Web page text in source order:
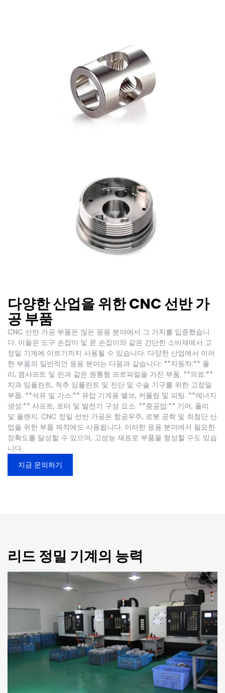
다양한 산업을 위한 CNC 선반 가
공 부품
CNC 선반 가공 부품은 많은 응용 분야에서 그 가치를 입증했습니
다. 이들은 도구 손잡이 및 문 손잡이와 같은 간단한 소비재에서 고
정밀 기계에 이르기까지 사용될 수 있습니다. 다양한 산업에서 이러
한 부품의 일반적인 응용 분야는 다음과 같습니다: **자동차:** 풀
리, 캠샤프트 및 핀과 같은 원통형 프로파일을 가진 부품. **의료:**
치과 임플란트, 척추 임플란트 및 진단 및 수술 기구를 위한 고정밀
부품. **석유 및 가스:** 유압 기계용 밸브, 커플링 및 피팅. **에너지
생성:** 샤프트, 로터 및 발전기 구성 요소. **중공업:** 기어, 풀리
및 플랜지. CNC 정밀 선반 가공은 항공우주, 로봇 공학 및 최첨단 산
업을 위한 부품 제작에도 사용됩니다. 이러한 응용 분야에서 필요한
정확도를 달성할 수 있으며, 고성능 재료로 부품을 형성할 수도 있습
니다.
지금 문의하기
리드 정밀 기계의 능력